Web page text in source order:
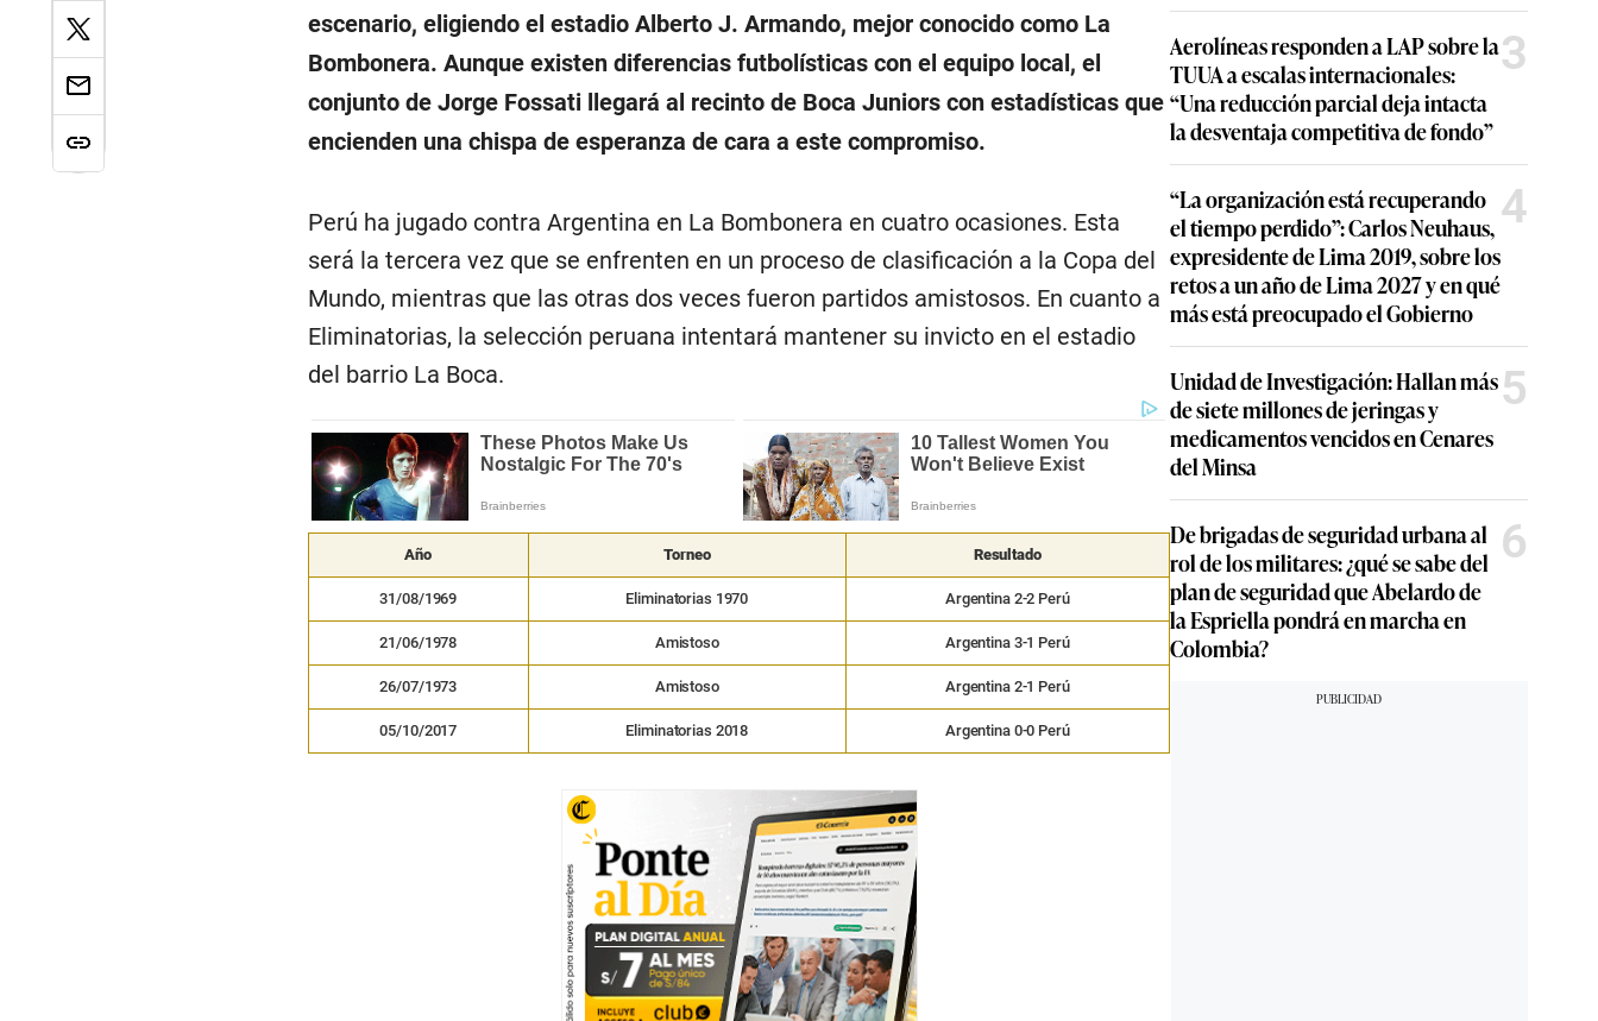
escenario, eligiendo el estadio Alberto J. Armando, mejor conocido como La
Bombonera. Aunque existen diferencias futbolísticas con el equipo local, el
conjunto de Jorge Fossati llegará al recinto de Boca Juniors con estadísticas que
encienden una chispa de esperanza de cara a este compromiso.
Perú ha jugado contra Argentina en La Bombonera en cuatro ocasiones. Esta
será la tercera vez que se enfrenten en un proceso de clasificación a la Copa del
Mundo, mientras que las otras dos veces fueron partidos amistosos. En cuanto a
Eliminatorias, la selección peruana intentará mantener su invicto en el estadio
del barrio La Boca.
Año Torneo Resultado
31/08/1969 Eliminatorias 1970 Argentina 2-2 Perú
21/06/1978 Amistoso Argentina 3-1 Perú
26/07/1973 Amistoso Argentina 2-1 Perú
05/10/2017 Eliminatorias 2018 Argentina 0-0 Perú
Aerolíneas responden a LAP sobre la
TUUA a escalas internacionales:
“Una reducción parcial deja intacta
la desventaja competitiva de fondo”
3
“La organización está recuperando
el tiempo perdido”: Carlos Neuhaus,
expresidente de Lima 2019, sobre los
retos a un año de Lima 2027 y en qué
más está preocupado el Gobierno
4
Unidad de Investigación: Hallan más
de siete millones de jeringas y
medicamentos vencidos en Cenares
del Minsa
5
De brigadas de seguridad urbana al
rol de los militares: ¿qué se sabe del
plan de seguridad que Abelardo de
la Espriella pondrá en marcha en
Colombia?
6